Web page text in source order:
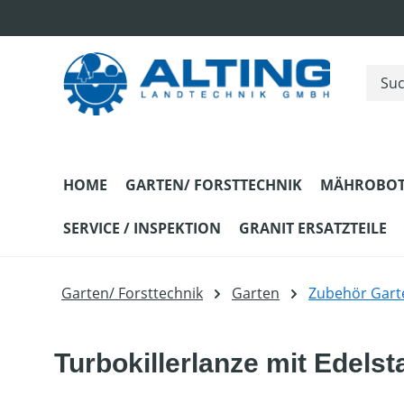
HOME GARTEN/ FORSTTECHNIK
SERVICE / INSPEKTION GRANIT ERSATZTEILE
Garten/ Forsttechnik Garten Zubehör
Turbokillerlanze mit